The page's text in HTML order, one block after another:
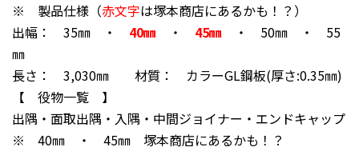
※ 製品仕様（赤文字は塚本商店にあるかも！？）
出幅： 35㎜ ・ 40㎜ ・ 45㎜ ・ 50㎜ ・ 55
㎜
長さ： 3,030㎜ 材質： カラーGL鋼板(厚さ:0.35㎜)
【 役物一覧 】
出隅・面取出隅・入隅・中間ジョイナー・エンドキャップ
※ 40㎜ ・ 45㎜ 塚本商店にあるかも！？